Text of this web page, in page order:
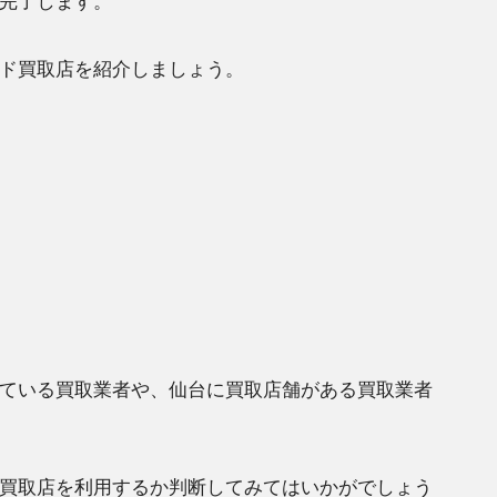
買取店を紹介しましょう。
いる買取業者や、仙台に買取店舗がある買取業者
取店を利用するか判断してみてはいかがでしょう